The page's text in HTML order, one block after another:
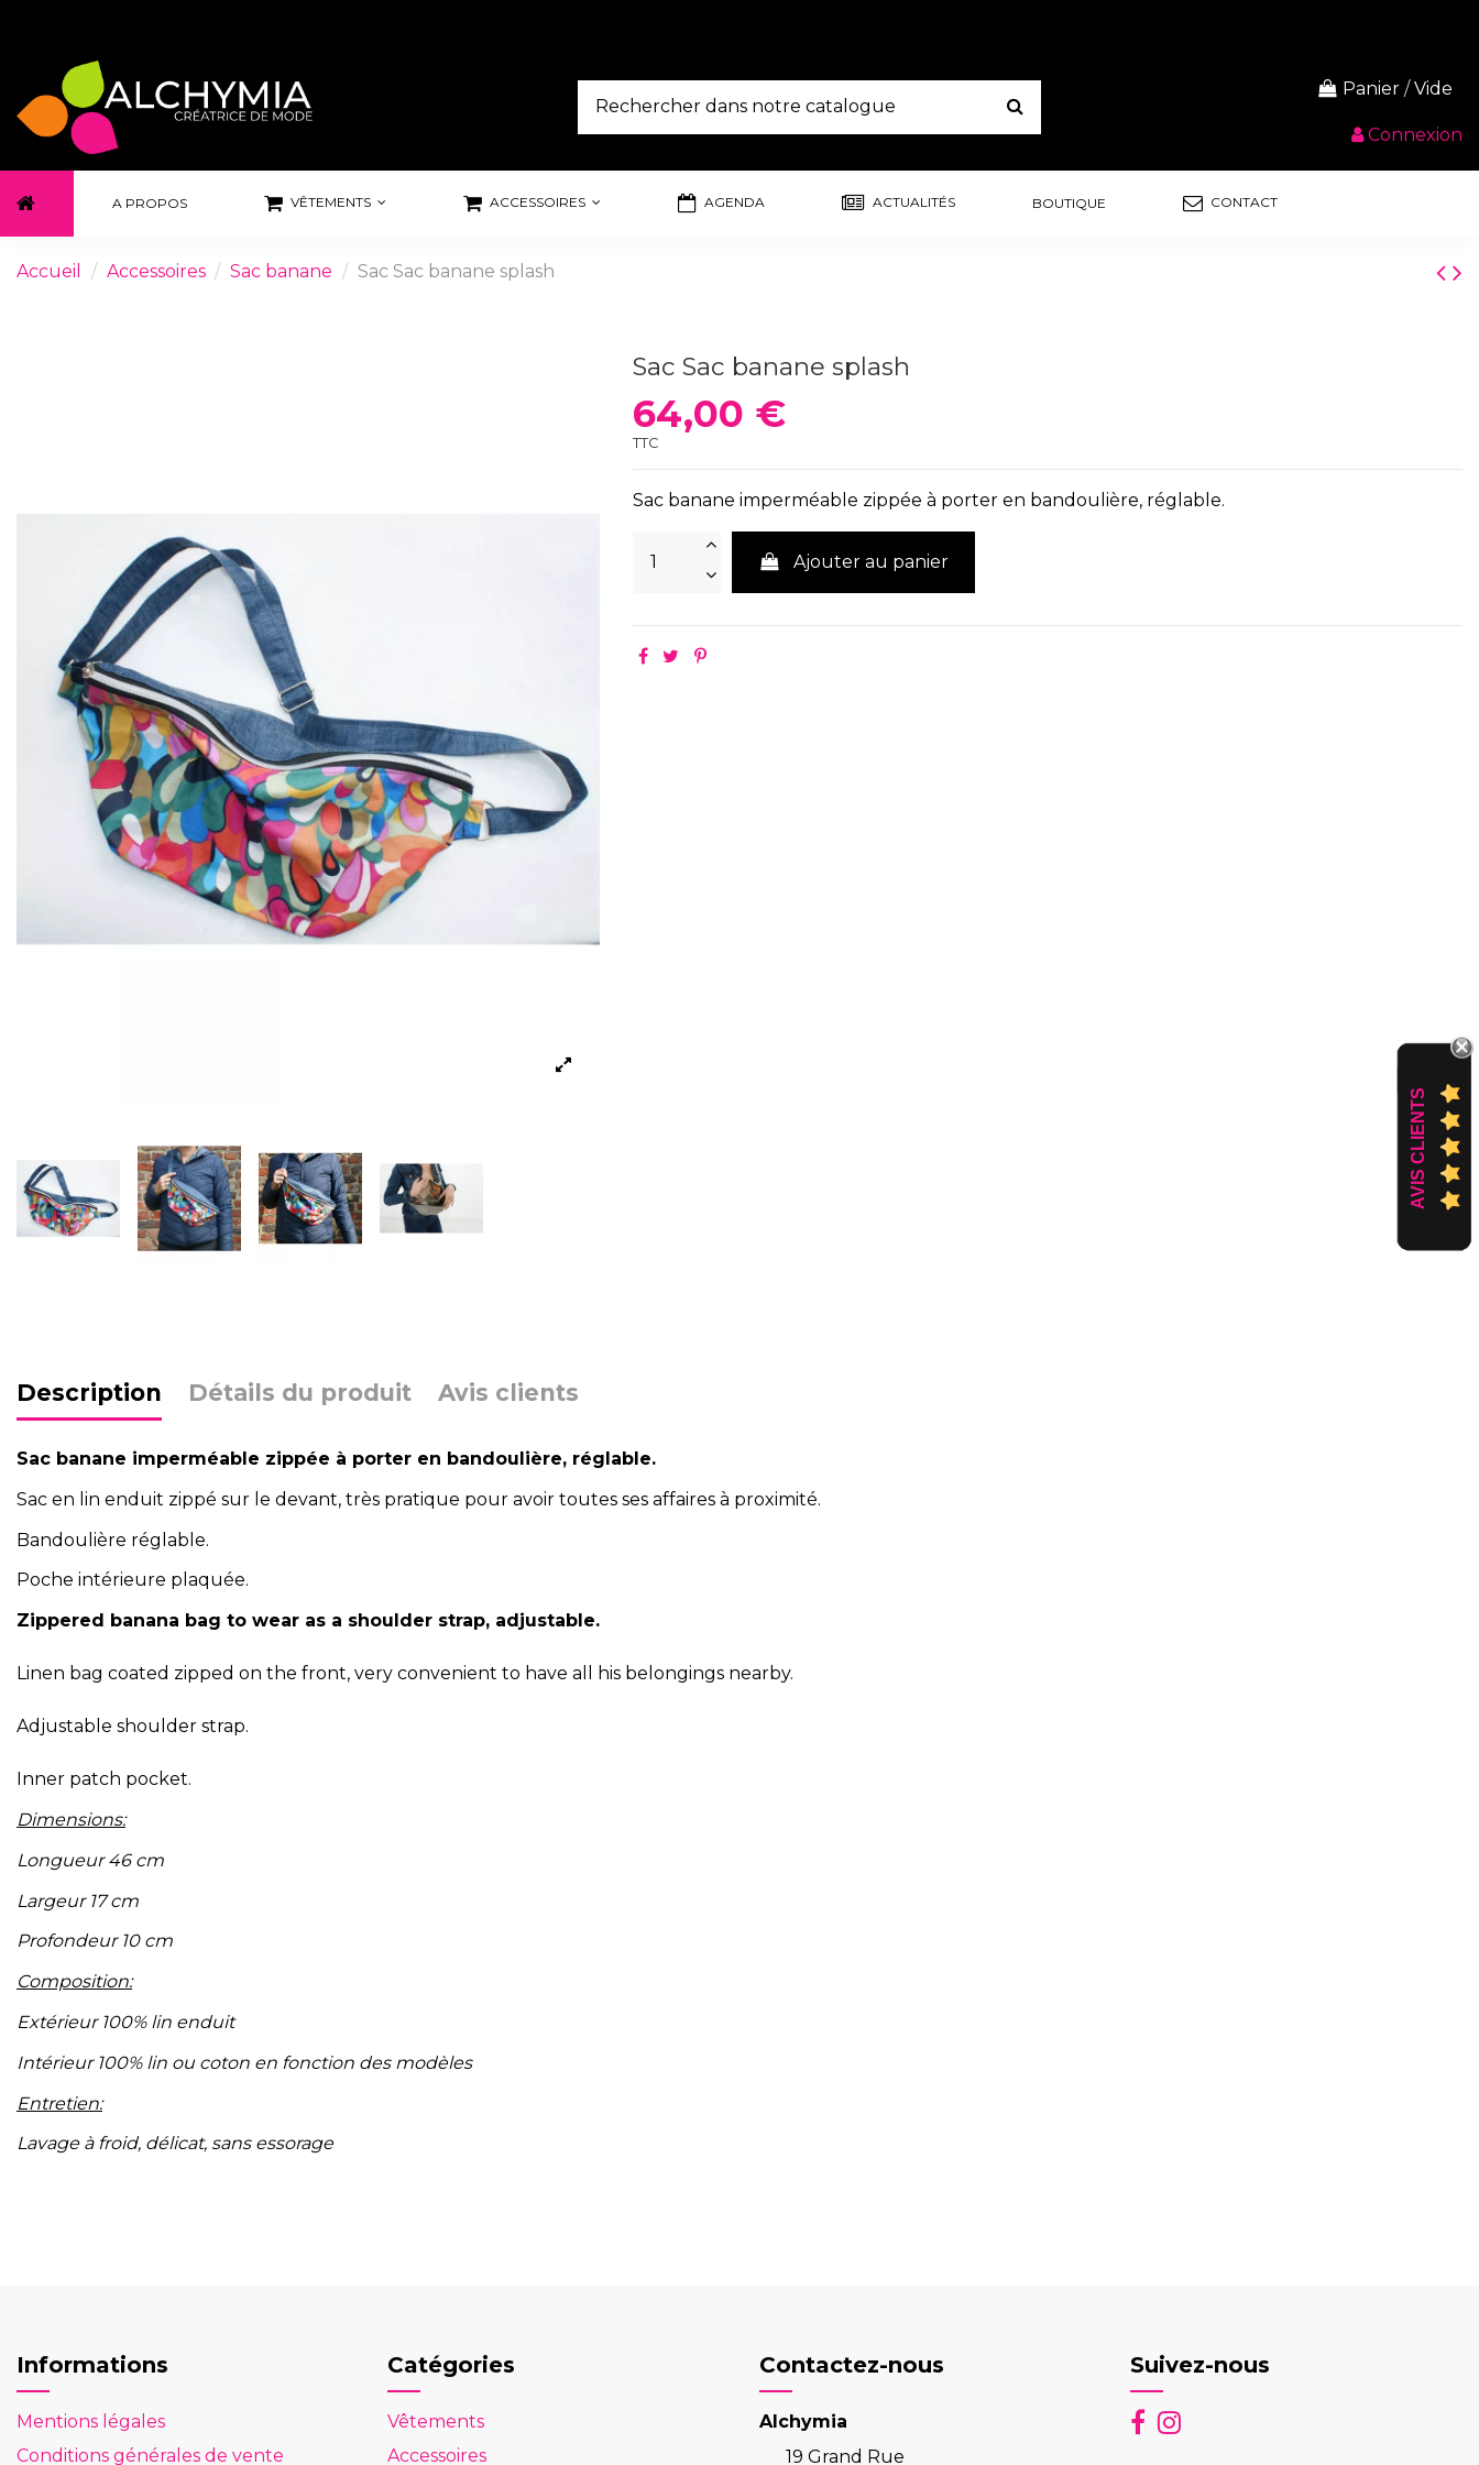
Panier /Vide
Connexion
A PROPOS VÊTEMENTS ACCESSOIRES AGENDA ACTUALITÉS BOUTIQUE CONTACT
Accueil Accessoires Sac banane Sac Sac banane splash
Sac Sac banane splash
64,00 €
TTC
Sac banane imperméable zippée à porter en bandoulière, réglable.
Ajouter au panier
Description Détails du produit Avis clients
Sac banane imperméable zippée à porter en bandoulière, réglable.
Sac en lin enduit zippé sur le devant, très pratique pour avoir toutes ses affaires à proximité.
Bandoulière réglable.
Poche intérieure plaquée.
Zippered banana bag to wear as a shoulder strap, adjustable.
Linen bag coated zipped on the front, very convenient to have all his belongings nearby.
Adjustable shoulder strap.
Inner patch pocket.
Dimensions:
Longueur 46 cm
Largeur 17 cm
Profondeur 10 cm
Composition:
Extérieur 100% lin enduit
Intérieur 100% lin ou coton en fonction des modèles
Entretien:
Lavage à froid, délicat, sans essorage
Informations
Mentions légales
Conditions générales de vente
Catégories
Vêtements
Accessoires
Contactez-nous
Alchymia
19 Grand Rue
AVIS CLIENTS
Suivez-nous